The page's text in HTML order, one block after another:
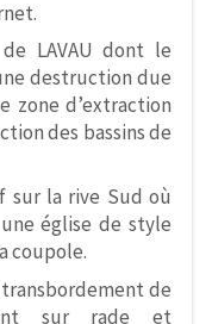
LAVAU dont le
destruction due
zone d’extraction
des bassins de
sur la rive Sud où
église de style
coupole.
de
sur rade et